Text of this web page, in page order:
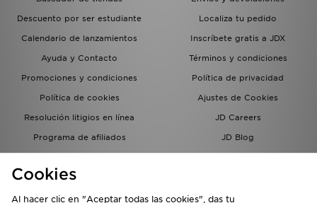
Descuento por ser estudiante
Localiza tu pedido
Calendario de lanzamientos
Inscríbete gratis a JDX
Ayuda y Contacto
Términos y condiciones
Promociones y condiciones
Política de privacidad
Política de cookies
Ajustes de Cookies
Resolución litigios en línea
JD Careers
Programa de afiliados
JD Blog
del grupo JD - Whistleblowing
Cookies
Al hacer clic en "Aceptar todas las cookies", das tu